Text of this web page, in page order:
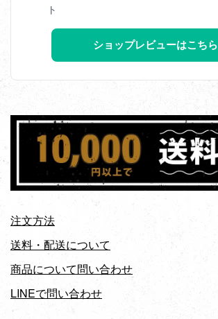
ト
ショップレビューはこちら
注文方法
送料・配送について
商品について問い合わせ
LINEで問い合わせ